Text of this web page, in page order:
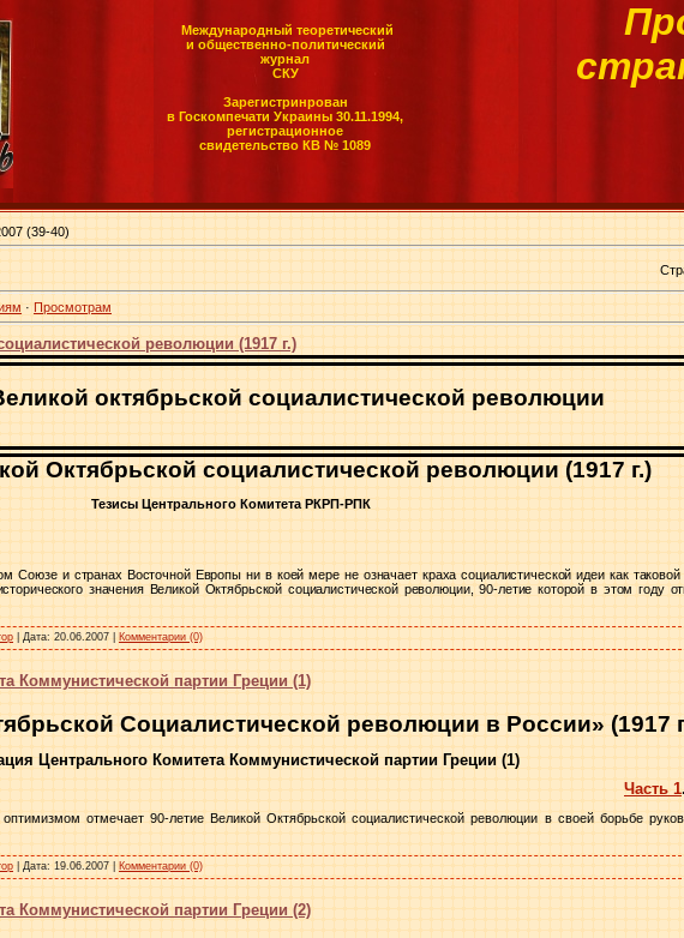
Международный теоретический
и общественно-политический
журнал
СКУ
Зарегистринрован
в Госкомпечати Украины 30.11.1994,
регистрационное
свидетельство КВ № 1089
(39-40)
· Просмотрам
революции (1917 г.)
октябрьской социалистической революции
Октябрьской социалистической революции (1917 г.)
Тезисы Центрального Комитета РКРП-РПК
Союзе и странах Восточной Европы ни в коей мере не означает краха социалистической идеи как
значения Великой Октябрьской социалистической революции, 90-летие которой в этом году
Дата: 20.06.2007 Комментарии (0)
Коммунистической партии Греции (1)
Социалистической революции в России» (1917
Центрального Комитета Коммунистической партии Греции (1)
Часть 1.
отмечает 90-летие Великой Октябрьской социалистической революции в своей борьбе
Дата: 19.06.2007 Комментарии (0)
Коммунистической партии Греции (2)